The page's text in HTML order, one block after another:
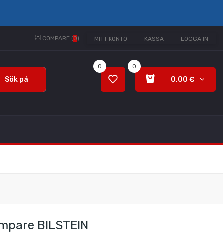
MITT KONTO KASSA LOGGA IN
COMPARE (0)
Sök på
0
0,00 €
0
BILSTEIN